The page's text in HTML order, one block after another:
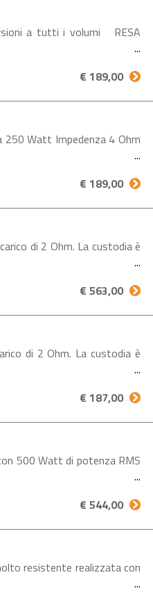
a tutti i volumi RESA
€ 189,00
Watt Impedenza 4 Ohm
€ 189,00
di 2 Ohm. La custodia è
€ 563,00
di 2 Ohm. La custodia è
€ 187,00
500 Watt di potenza RMS
€ 544,00
resistente realizzata con